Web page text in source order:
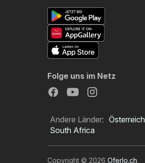
Folge uns im Netz
Andere Länder: Österreich
South Africa
Copyright © 2026 Oferlo.ch.